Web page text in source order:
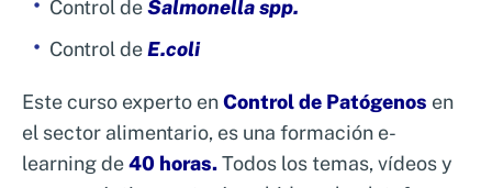
Control deSalmonella spp.
Control deE.coli
Este curso experto enControl de Patógenos en
el sector alimentario, es una formación e-
learning de40 horas.Todos los temas, vídeos y